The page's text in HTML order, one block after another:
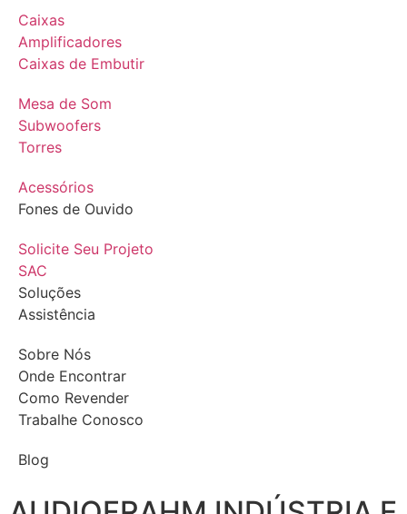
Caixas
Amplificadores
Caixas de Embutir
Mesa de Som
Subwoofers
Torres
Acessórios
Fones de Ouvido
Solicite Seu Projeto
SAC
Soluções
Assistência
Sobre Nós
Onde Encontrar
Como Revender
Trabalhe Conosco
Blog